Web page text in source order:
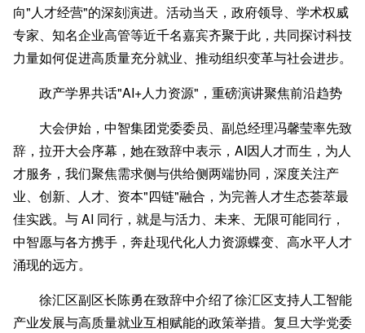
向"人才经营"的深刻演进。活动当天，政府领导、学术权威
专家、知名企业高管等近千名嘉宾齐聚于此，共同探讨科技
力量如何促进高质量充分就业、推动组织变革与社会进步。
政产学界共话"AI+人力资源"，重磅演讲聚焦前沿趋势
大会伊始，中智集团党委委员、副总经理冯馨莹率先致
辞，拉开大会序幕，她在致辞中表示，AI因人才而生，为人
才服务，我们聚焦需求侧与供给侧两端协同，深度关注产
业、创新、人才、资本"四链"融合，为完善人才生态荟萃最
佳实践。与 AI 同行，就是与活力、未来、无限可能同行，
中智愿与各方携手，奔赴现代化人力资源蝶变、高水平人才
涌现的远方。
徐汇区副区长陈勇在致辞中介绍了徐汇区支持人工智能
产业发展与高质量就业互相赋能的政策举措。复旦大学党委